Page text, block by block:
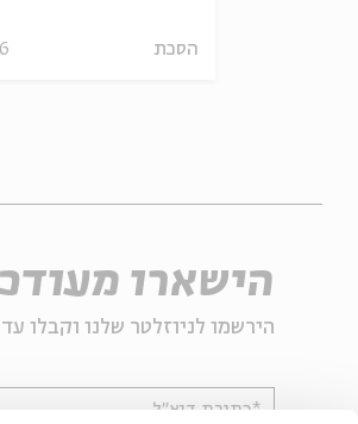
הסכת
הישארו
הירשמו לניוזלטר שלנו וקבלו
*כתובת דוא"ל